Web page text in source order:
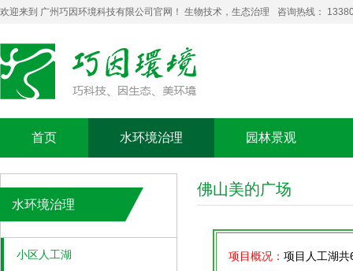
欢迎来到 广州巧因环境科技有限公司官网！ 生物技术，生态治理 咨询热线：
首页 水环境治理 园林景观
水环境治理
小区人工湖
佛山美的广场
项目概况： 项目人工湖